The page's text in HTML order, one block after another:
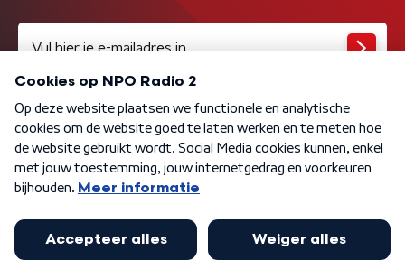
Algemene voorwaarden